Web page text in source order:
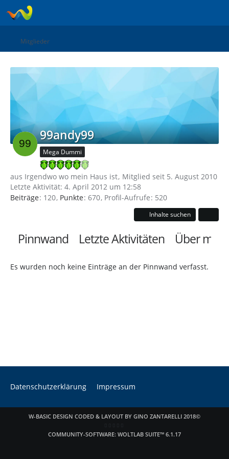
Mitglieder
99andy99
Mega Dummi
aus Irgendwo wo mein Haus ist Mitglied seit 5. August 2010
Letzte Aktivität: 4. April 2012 um 12:58
Beiträge 120 Punkte 670 Profil-Aufrufe 520
Inhalte suchen
Pinnwand Letzte Aktivitäten Über mich
Es wurden noch keine Einträge an der Pinnwand verfasst.
Datenschutzerklärung Impressum
W-BASIC DESIGN CODED & LAYOUT BY GINO ZANTARELLI 2018©
COMMUNITY-SOFTWARE: WOLTLAB SUITE™ 6.1.17